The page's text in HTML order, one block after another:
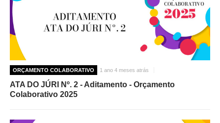
ORÇAMENTO COLABORATIVO 1 ano 4 meses atrás
ATA DO JÚRI Nº. 2 - Aditamento - Orçamento
Colaborativo 2025